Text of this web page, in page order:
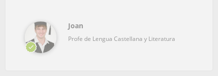
Joan
Profe de Lengua Castellana y Literatura